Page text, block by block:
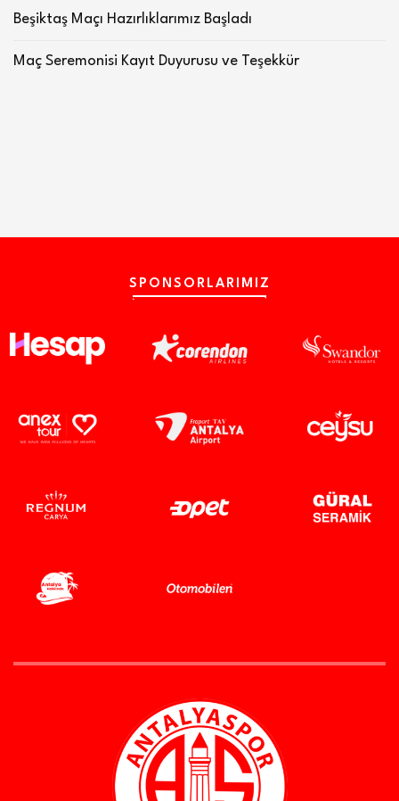
Beşiktaş Maçı Hazırlıklarımız Başladı
Maç Seremonisi Kayıt Duyurusu ve Teşekkür
SPONSORLARIMIZ